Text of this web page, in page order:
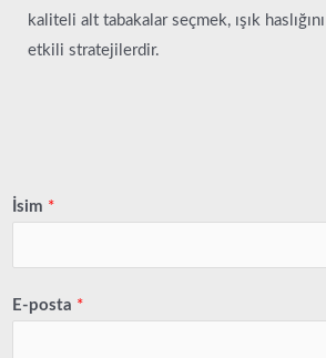
kaliteli alt tabakalar seçmek, ışık
etkili stratejilerdir.
İsim *
E-posta *